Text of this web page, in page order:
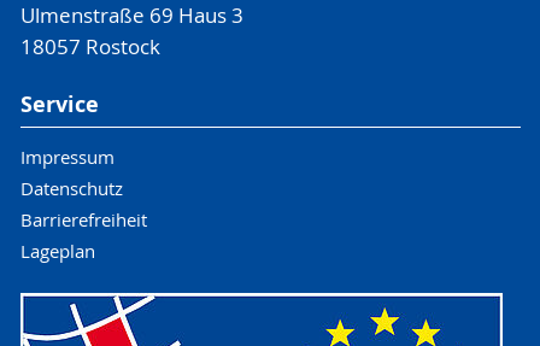
Ulmenstraße 69 Haus 3
18057 Rostock
Service
Impressum
Datenschutz
Barrierefreiheit
Lageplan